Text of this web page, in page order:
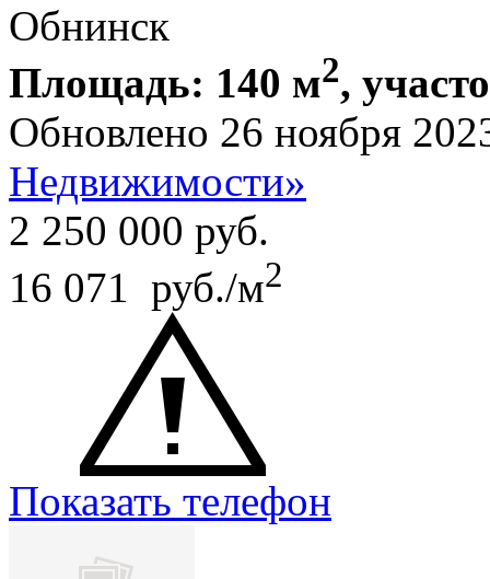
Обнинск
Площадь: 140 м2,
Обновлено 26 ноября
Недвижимости»
2 250 000 руб.
16 071 руб./м2
Показать телефон